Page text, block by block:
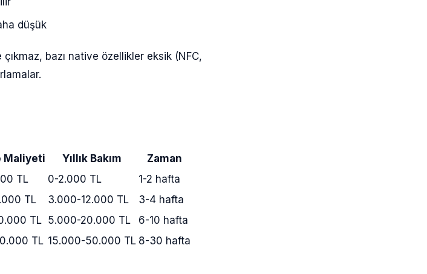
düşük
bazı native özellikler eksik (NFC,
Maliyeti Yıllık Bakım
Zaman
TL 0-2.000 TL
1-2 hafta
TL 3.000-12.000 TL
3-4 hafta
TL 5.000-20.000 TL
6-10 hafta
TL 15.000-50.000 TL 8-30 hafta